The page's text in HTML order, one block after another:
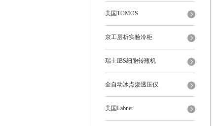
美国TOMOS
京工层析实验冷柜
瑞士IBS细胞转瓶机
全自动冰点渗透压仪
美国Labnet